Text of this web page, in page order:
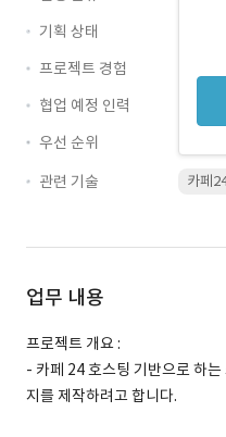
기획 상태
프로젝트 경험
협업 예정 인력
우선 순위
관련 기술
카페
업무 내용
프로젝트 개요 :
- 카페 24 호스팅 기반으로 하
지를 제작하려고 합니다.